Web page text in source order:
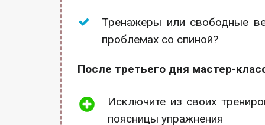
Тренажеры или свободные
проблемах со спиной?
После третьего дня мастер-
Исключите из своих
поясницы упражнения